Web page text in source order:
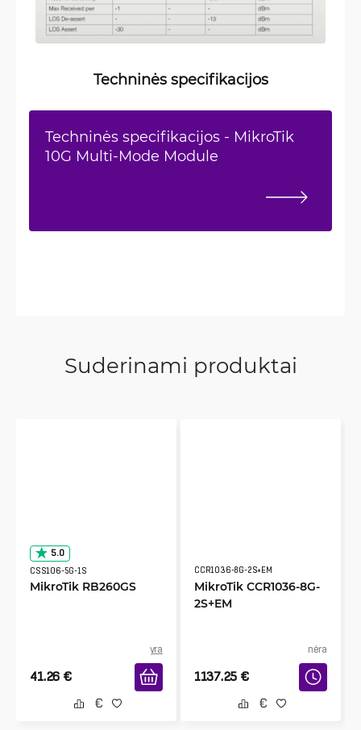
Techninės specifikacijos
Techninės specifikacijos - MikroTik
10G Multi-Mode Module
Suderinami produktai
5.0
CSS106-5G-1S
MikroTik RB260GS
yra
41.26 €
CCR1036-8G-2S+EM
MikroTik CCR1036-8G-
2S+EM
nėra
1137.25 €